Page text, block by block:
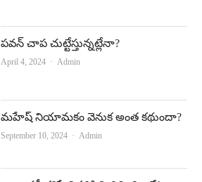
పవన్‌ చాప చుట్టేస్తున్నట్లేనా?
April 4, 2024 Author
Admin
మహేష్‌ నియామకం వెనుక అంత కథుందా?
September 10, 2024 Author
Admin